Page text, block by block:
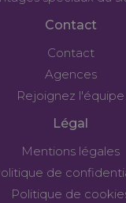
Contact
Contact
Agences
Rejoignez l'équipe
Légal
Mentions légales
de
Politique de